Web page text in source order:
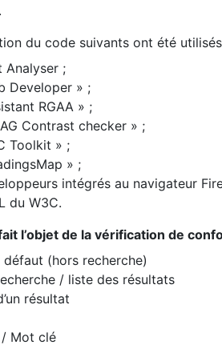
du code suivants ont été
Analyser ;
Developer » ;
RGAA » ;
Contrast checker » ;
Toolkit » ;
» ;
intégrés au navigateur
du W3C.
l’objet de la vérification de
défaut (hors recherche)
/ liste des résultats
résultat
/ Mot clé